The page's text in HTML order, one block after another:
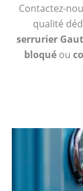
Contactez-
qualité
serrurier
bloquéou